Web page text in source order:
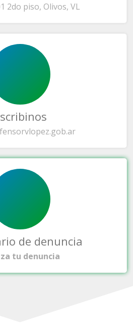
2do piso, Olivos, VL
de denuncia
tu denuncia